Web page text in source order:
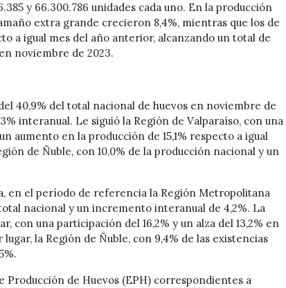
y 66.300.786 unidades cada uno. En la producción
extra grande crecieron 8,4%, mientras que los de
a igual mes del año anterior, alcanzando un total de
noviembre de 2023.
40,9% del total nacional de huevos en noviembre de
interanual. Le siguió la Región de Valparaíso, con una
aumento en la producción de 15,1% respecto a igual
de Ñuble, con 10,0% de la producción nacional y un
en el período de referencia la Región Metropolitana
nacional y un incremento interanual de 4,2%. La
con una participación del 16,2% y un alza del 13,2% en
la Región de Ñuble, con 9,4% de las existencias
Producción de Huevos (EPH) correspondientes a